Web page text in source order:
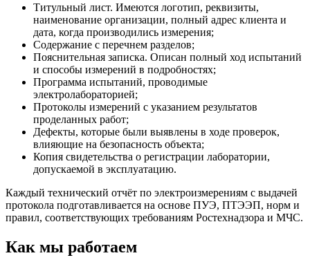
Титульный лист. Имеются логотип, реквизиты,
наименование организации, полный адрес клиента и
дата, когда производились измерения;
Содержание с перечнем разделов;
Пояснительная записка. Описан полный ход испытаний
и способы измерений в подробностях;
Программа испытаний, проводимые
электролабораторией;
Протоколы измерений с указанием результатов
проделанных работ;
Дефекты, которые были выявлены в ходе проверок,
влияющие на безопасность объекта;
Копия свидетельства о регистрации лаборатории,
допускаемой в эксплуатацию.
Каждый технический отчёт по электроизмерениям с выдачей
протокола подготавливается на основе ПУЭ, ПТЭЭП, норм и
правил, соответствующих требованиям Ростехнадзора и МЧС.
Как мы работаем